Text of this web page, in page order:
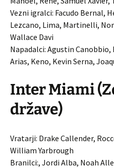
Vezni igralci: Facudo Bernal,
Lezcano, Lima, Martinelli,
Wallace Davi
Napadalci: Agustin Canobbio,
Arias, Keno, Kevin Serna,
Inter Miami
države)
Vratarji: Drake Callender,
William Yarbrough
Branilci:, Jordi Alba, Noah